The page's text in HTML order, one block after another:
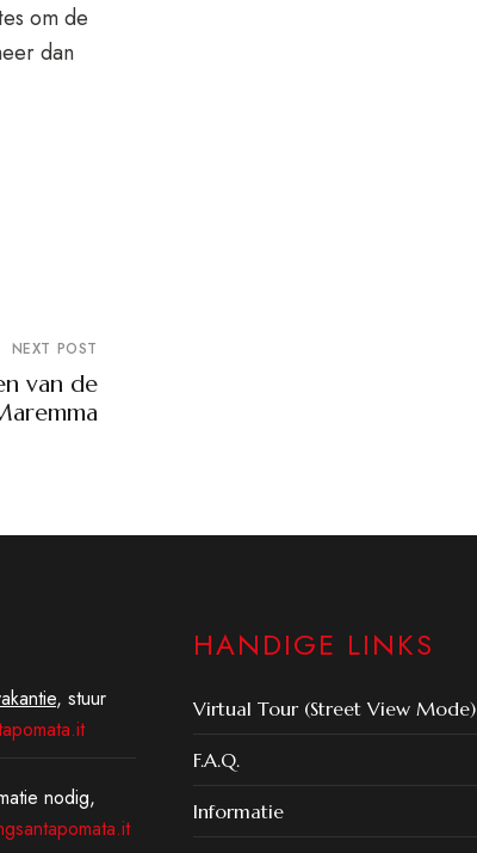
om de
dan
NEXT POST
van de
, stuur
nodig,
HANDIGE LINKS
Virtual Tour (Street View Mode)
F.A.Q.
Informatie